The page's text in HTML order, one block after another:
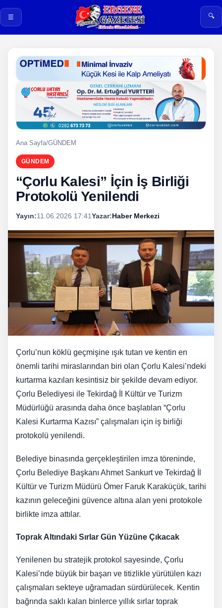
☰ 🔍
Ana Sayfa/GÜNDEM
GÜNDEM
“Çorlu Kalesi” İçin İş Birliği
Protokolü Yenilendi
Yayın:11.06.2026 17:41Yazar:Haber Merkezi
Çorlu’nun köklü geçmişine ışık tutan ve kentin en
önemli tarihi miraslarından biri olan Çorlu Kalesi’ndeki
kurtarma kazıları kesintisiz bir şekilde devam ediyor.
Çorlu Belediyesi ile Tekirdağ İl Kültür ve Turizm
Müdürlüğü arasında daha önce başlatılan “Çorlu
Kalesi Kurtarma Kazısı” çalışmaları için iş birliği
protokolü yenilendi.
Belediye binasında gerçekleştirilen imza töreninde,
Çorlu Belediye Başkanı Ahmet Sarıkurt ve Tekirdağ İl
Kültür ve Turizm Müdürü Ömer Faruk Karaküçük, tarihi
kazının geleceğini güvence altına alan yeni protokole
birlikte imza attılar.
Toprak Altındaki Sırlar Gün Yüzüne Çıkacak
Yenilenen bu stratejik protokol sayesinde, Çorlu
Kalesi’nde büyük bir başarı ve titizlikle yürütülen kazı
çalışmaları sekteye uğramadan sürdürülecek. Kentin
bağrında saklı kalan binlerce yıllık sırlar toprak